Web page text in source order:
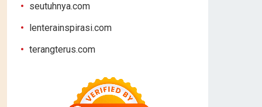
seutuhnya.com
lenterainspirasi.com
terangterus.com